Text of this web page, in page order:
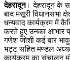
देहरादून। देहरादून के
बाद मसूरी विधानसभा
धन्यवाद कार्यक्रम में
करते हुए उनका आभार
गणेश जोशी कई बार
भट्ट सहित मण्डल
कार्यक्रम का संचालन